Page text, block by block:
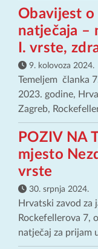
Obavijest
natječaja –
I. vrste,
9. kolovoza 2024.
Temeljem članka
2023. godine,
Zagreb,
POZIV NA
mjesto
vrste
30. srpnja 2024.
Hrvatski zavod za
Rockefellerova 7,
natječaj za prijam